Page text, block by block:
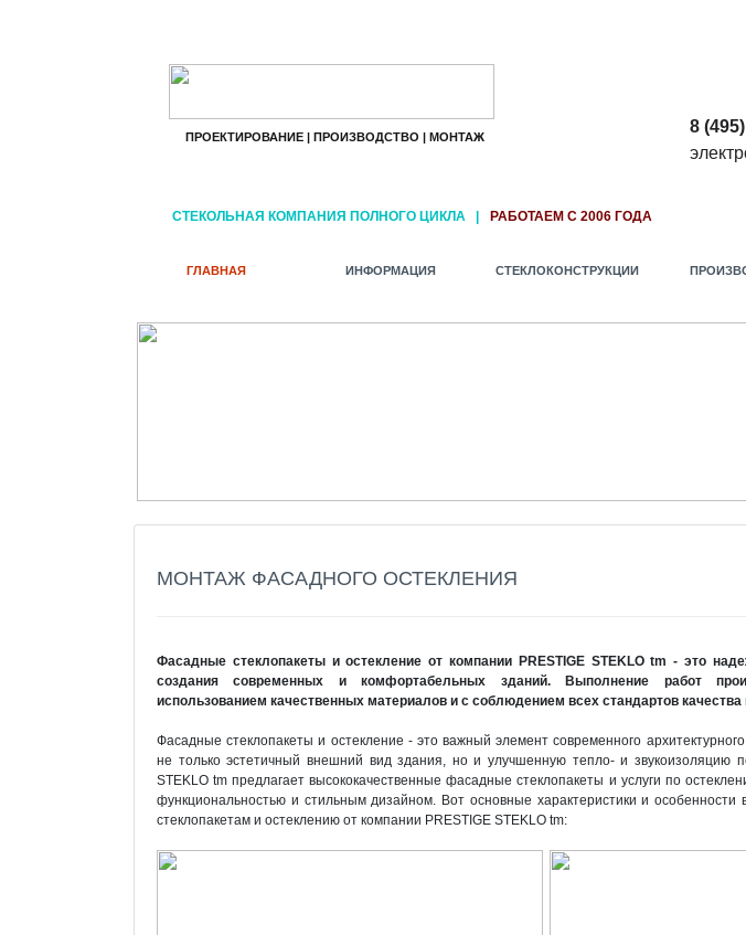
ПРОЕКТИРОВАНИЕ | ПРОИЗВОДСТВО | МОНТАЖ
СТЕКОЛЬНАЯ КОМПАНИЯ ПОЛНОГО ЦИКЛА| РАБОТАЕМ С 2006 ГОДА
8
ГЛАВНАЯ ИНФОРМАЦИЯ СТЕКЛОКОНСТРУКЦИИ
МОНТАЖ ФАСАДНОГО ОСТЕКЛЕНИЯ
Фасадные стеклопакеты и остекление от компании PRESTIGE STEKLO tm - это
создания современных и комфортабельных зданий. Выполнение работ
использованием качественных материалов и с соблюдением всех стандартов качества
Фасадные стеклопакеты и остекление - это важный элемент современного
не только эстетичный внешний вид здания, но и улучшенную тепло- и звукоизоляцию
STEKLO tm предлагает высококачественные фасадные стеклопакеты и услуги по
функциональностью и стильным дизайном. Вот основные характеристики и
стеклопакетам и остеклению от компании PRESTIGE STEKLO tm: